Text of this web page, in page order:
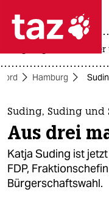
 taz
themen
politik
öko
gesellschaft
usa
Hamburg
Suding, Suding und
Aus drei
Katja Suding ist
FDP,
Bürgerschaftswahl.